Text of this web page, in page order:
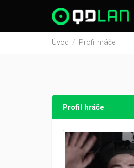
Úvod Profil hráče
Profil hráče